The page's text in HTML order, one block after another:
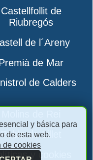
Castellfollit de
Riubregós
de l´Areny
de Mar
de Calders
Pobla de Lillet
y cookies
y básica para
de esta web.
de cookies